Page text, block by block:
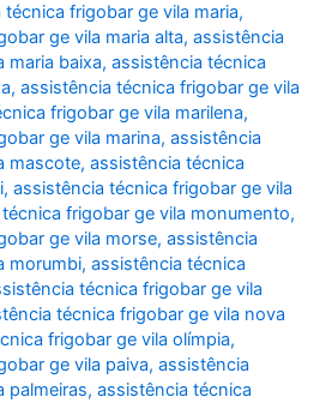
frigobar ge vila maria,
ge vila maria alta,assistência
maria baixa,assistência técnica
,assistência técnica frigobar ge vila
frigobar ge vila marilena,
ge vila marina,assistência
mascote,assistência técnica
,assistência técnica frigobar ge vila
frigobar ge vila monumento,
ge vila morse,assistência
morumbi,assistência técnica
técnica frigobar ge vila
técnica frigobar ge vila nova
frigobar ge vila olímpia,
ge vila paiva,assistência
palmeiras,assistência técnica